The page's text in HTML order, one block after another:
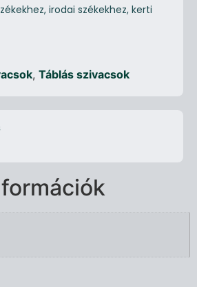
irodai székekhez, kerti
, Táblás szivacsok